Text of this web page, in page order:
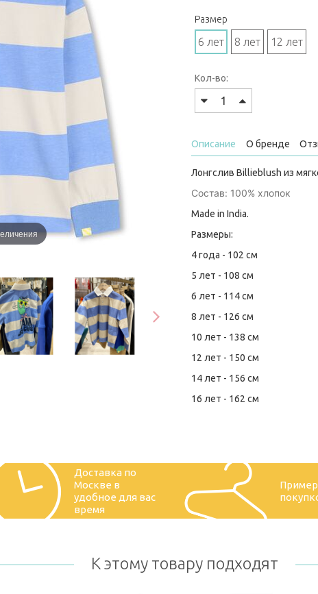
Размер
6 лет 8 лет 12 лет
Кол-во:
Описание О бренде
Лонгслив Billieblush из
Состав: 100% хлопок
Made in India.
Размеры:
4 года - 102 см
5 лет - 108 см
6 лет - 114 см
8 лет - 126 см
10 лет - 138 см
12 лет - 150 см
14 лет - 156 см
16 лет - 162 см
Доставка по
Москве в
удобное для вас
время
К этому товару подходят